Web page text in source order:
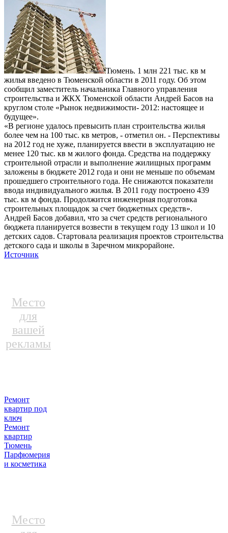
Тюмень. 1 млн 221 тыс. кв м
жилья введено в Тюменской области в 2011 году. Об этом
сообщил заместитель начальника Главного управления
строительства и ЖКХ Тюменской области Андрей Басов на
круглом столе «Рынок недвижимости- 2012: настоящее и
будущее».
«В регионе удалось превысить план строительства жилья
более чем на 100 тыс. кв метров, - отметил он. - Перспективы
на 2012 год не хуже, планируется ввести в эксплуатацию не
менее 120 тыс. кв м жилого фонда. Средства на поддержку
строительной отрасли и выполнение жилищных программ
заложены в бюджете 2012 года и они не меньше по объемам
прошедшего строительного года. Не снижаются показатели
ввода индивидуального жилья. В 2011 году построено 439
тыс. кв м фонда. Продолжится инженерная подготовка
строительных площадок за счет бюджетных средств».
Андрей Басов добавил, что за счет средств регионального
бюджета планируется возвести в текущем году 13 школ и 10
детских садов. Стартовала реализация проектов строительства
детского сада и школы в Заречном микрорайоне.
Источник
Место
для
вашей
рекламы
Ремонт
квартир под
ключ
Ремонт
квартир
Тюмень
Парфюмерия
и косметика
Место